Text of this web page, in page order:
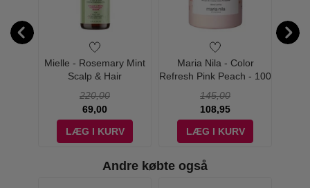
Mielle - Rosemary Mint
Scalp & Hair
220,00
69,00
LÆG I KURV
Maria Nila - Color
Refresh Pink Peach - 100
145,00
108,95
LÆG I KURV
Andre købte også